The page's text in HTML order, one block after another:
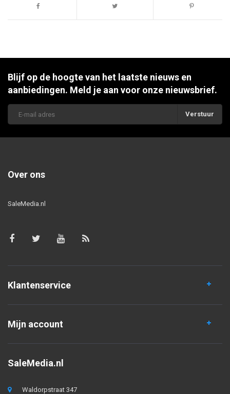
Blijf op de hoogte van het laatste nieuws en
aanbiedingen. Meld je aan voor onze nieuwsbrief.
Verstuur
Over ons
SaleMedia.nl
Klantenservice
Mijn account
SaleMedia.nl
Waldorpstraat 347